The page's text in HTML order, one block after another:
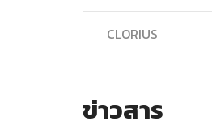
CLORIUS
ข่าวสาร